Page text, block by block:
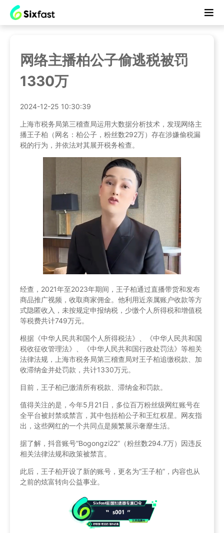
网络主播柏公子偷逃税被罚
1330万
2024-12-25 10:30:39
上海市税务局第三稽查局运用大数据分析技术，发现网络主
播王子柏（网名：柏公子，粉丝数292万）存在涉嫌偷税漏
税的行为，并依法对其展开税务检查。
经查，2021年至2023年期间，王子柏通过直播带货和发布
商品推广视频，收取商家佣金。他利用近亲属账户收款等方
式隐匿收入，未按规定申报纳税，少缴个人所得税和增值税
等税费共计749万元。
根据《中华人民共和国个人所得税法》、《中华人民共和国
税收征收管理法》、《中华人民共和国行政处罚法》等相关
法律法规，上海市税务局第三稽查局对王子柏追缴税款、加
收滞纳金并处罚款，共计1330万元。
目前，王子柏已缴清所有税款、滞纳金和罚款。
值得关注的是，今年5月21日，多位百万粉丝级网红账号在
全平台被封禁或禁言，其中包括柏公子和王红权星。网友指
出，这些网红的一个共同点是频繁展示奢靡生活。
据了解，抖音账号“Bogongzi22”（粉丝数294.7万）因违反
相关法律法规和政策被禁言。
此后，王子柏开设了新的账号，更名为“王子柏”，内容也从
之前的炫富转向公益事业。